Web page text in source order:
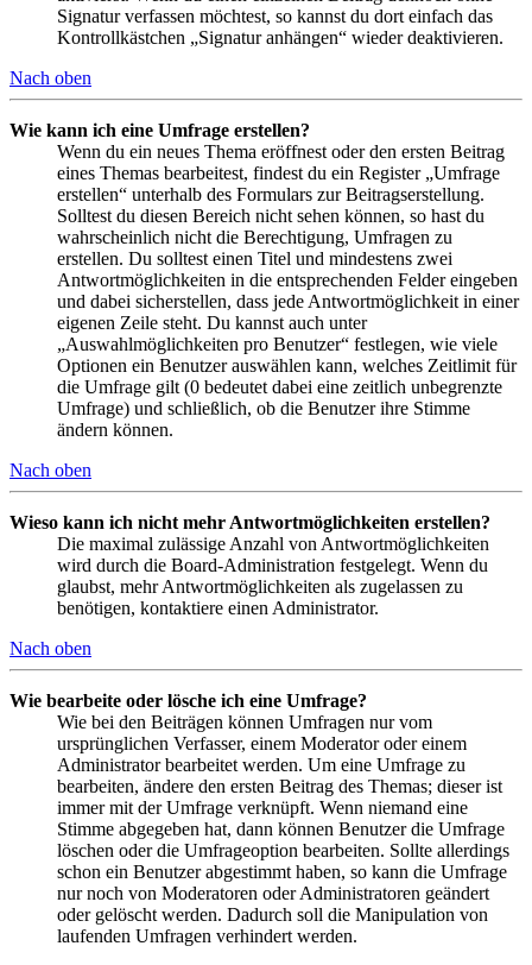
Signatur verfassen möchtest, so kannst du dort einfach das
Kontrollkästchen „Signatur anhängen“ wieder deaktivieren.
Nach oben
Wie kann ich eine Umfrage erstellen?
Wenn du ein neues Thema eröffnest oder den ersten Beitrag
eines Themas bearbeitest, findest du ein Register „Umfrage
erstellen“ unterhalb des Formulars zur Beitragserstellung.
Solltest du diesen Bereich nicht sehen können, so hast du
wahrscheinlich nicht die Berechtigung, Umfragen zu
erstellen. Du solltest einen Titel und mindestens zwei
Antwortmöglichkeiten in die entsprechenden Felder eingeben
und dabei sicherstellen, dass jede Antwortmöglichkeit in einer
eigenen Zeile steht. Du kannst auch unter
„Auswahlmöglichkeiten pro Benutzer“ festlegen, wie viele
Optionen ein Benutzer auswählen kann, welches Zeitlimit für
die Umfrage gilt (0 bedeutet dabei eine zeitlich unbegrenzte
Umfrage) und schließlich, ob die Benutzer ihre Stimme
ändern können.
Nach oben
Wieso kann ich nicht mehr Antwortmöglichkeiten erstellen?
Die maximal zulässige Anzahl von Antwortmöglichkeiten
wird durch die Board-Administration festgelegt. Wenn du
glaubst, mehr Antwortmöglichkeiten als zugelassen zu
benötigen, kontaktiere einen Administrator.
Nach oben
Wie bearbeite oder lösche ich eine Umfrage?
Wie bei den Beiträgen können Umfragen nur vom
ursprünglichen Verfasser, einem Moderator oder einem
Administrator bearbeitet werden. Um eine Umfrage zu
bearbeiten, ändere den ersten Beitrag des Themas; dieser ist
immer mit der Umfrage verknüpft. Wenn niemand eine
Stimme abgegeben hat, dann können Benutzer die Umfrage
löschen oder die Umfrageoption bearbeiten. Sollte allerdings
schon ein Benutzer abgestimmt haben, so kann die Umfrage
nur noch von Moderatoren oder Administratoren geändert
oder gelöscht werden. Dadurch soll die Manipulation von
laufenden Umfragen verhindert werden.